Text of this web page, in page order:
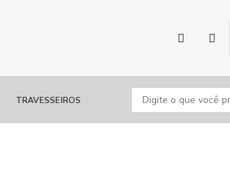
TRAVESSEIROS